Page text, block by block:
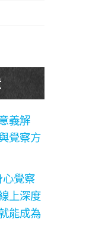
義解
覺察方
心覺察
上深度
能成為